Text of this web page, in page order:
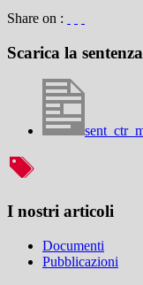
Share on :
Scarica la sentenza
I nostri articoli
Documenti
Pubblicazioni